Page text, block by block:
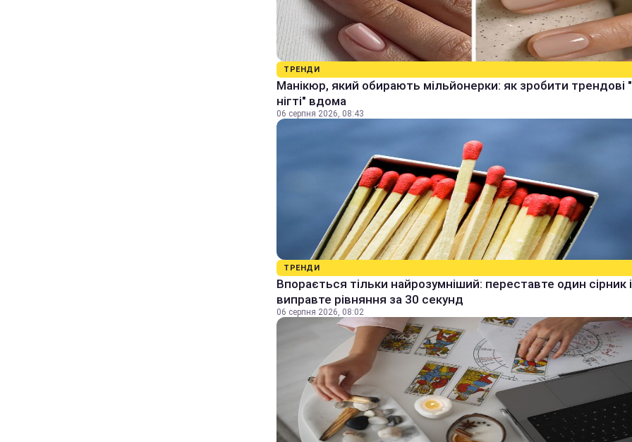
ТРЕНДИ
Манікюр, який обирають мільйонерки: як зробити трендові
нігті" вдома
06 серпня 2026, 08:43
ТРЕНДИ
Впорається тільки найрозумніший: переставте один сірник і
виправте рівняння за 30 секунд
06 серпня 2026, 08:02